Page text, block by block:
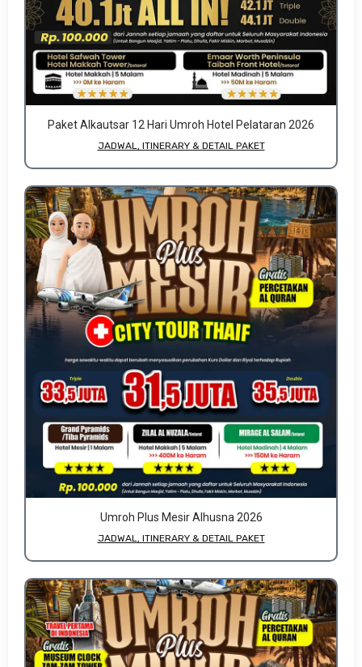
Paket Alkautsar 12 Hari Umroh Hotel Pelataran 2026
JADWAL, ITINERARY & DETAIL PAKET
Umroh Plus Mesir Alhusna 2026
JADWAL, ITINERARY & DETAIL PAKET